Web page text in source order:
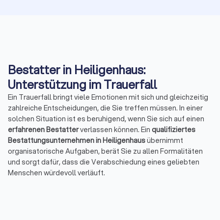
Bestatter in Heiligenhaus:
Unterstützung im Trauerfall
Ein Trauerfall bringt viele Emotionen mit sich und gleichzeitig
zahlreiche Entscheidungen, die Sie treffen müssen. In einer
solchen Situation ist es beruhigend, wenn Sie sich auf einen
erfahrenen Bestatterverlassen können. Ein qualifiziertes
Bestattungsunternehmen in Heiligenhausübernimmt
organisatorische Aufgaben, berät Sie zu allen Formalitäten
und sorgt dafür, dass die Verabschiedung eines geliebten
Menschen würdevoll verläuft.